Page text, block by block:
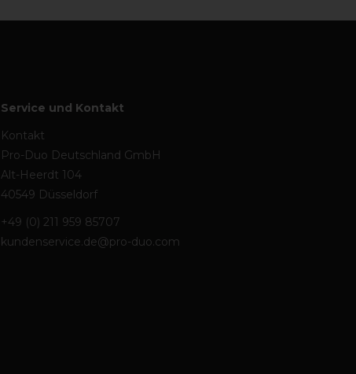
Service und Kontakt
Kontakt
Pro-Duo Deutschland GmbH
Alt-Heerdt 104
40549 Düsseldorf
+49 (0) 211 959 85707
kundenservice.de@pro-duo.com